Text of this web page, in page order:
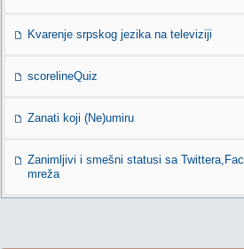
Kvarenje srpskog jezika na televiziji
scorelineQuiz
Zanati koji (Ne)umiru
Zanimljivi i smešni statusi sa
mreža